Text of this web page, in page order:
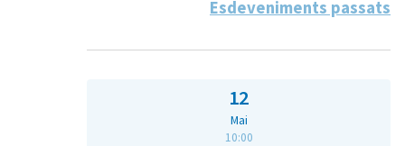
Esdeveniments passats
12
Mai
10:00